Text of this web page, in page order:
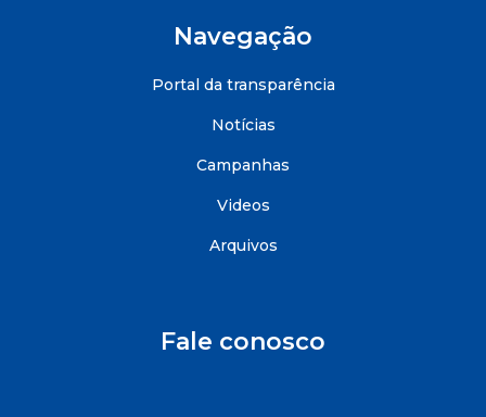
Navegação
Portal da transparência
Notícias
Campanhas
Videos
Arquivos
Fale conosco